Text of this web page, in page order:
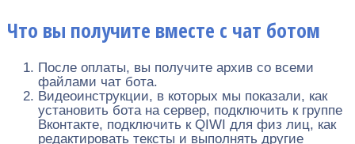
Что вы получите вместе с чат ботом
После оплаты, вы получите архив со всеми
файлами чат бота.
Видеоинструкции, в которых мы показали, как
установить бота на сервер, подключить к группе
Вконтакте, подключить к QIWI для физ лиц, как
редактировать тексты и выполнять другие